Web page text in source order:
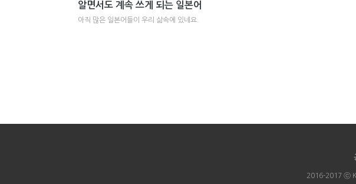
알면서도 계속 쓰게 되는 일본어
아직 많은 일본어들이 우리 삶속에 있네요.
2016-2017 ⓒ